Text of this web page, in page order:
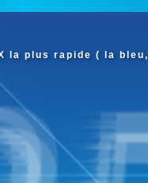
la plus rapide ( la bleu,